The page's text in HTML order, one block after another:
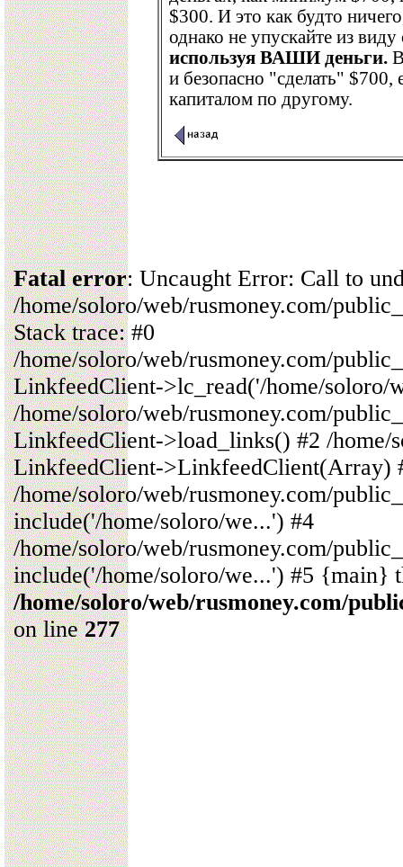
$300. И это как будто
однако не упускайте из
используя ВАШИ деньги.
и безопасно "сделать"
капиталом по другому.
Fatal error: Uncaught Error: Call to
/home/soloro/web/rusmoney.com/
Stack trace: #0
/home/soloro/web/rusmoney.com/
LinkfeedClient->lc_read('/home/soloro/
/home/soloro/web/rusmoney.com/
LinkfeedClient->load_links() #2 /home/
LinkfeedClient->LinkfeedClient(Array)
/home/soloro/web/rusmoney.com/
include('/home/soloro/we...') #4
/home/soloro/web/rusmoney.com/
include('/home/soloro/we...') #5 {main}
/home/soloro/web/rusmoney.com/
on line277